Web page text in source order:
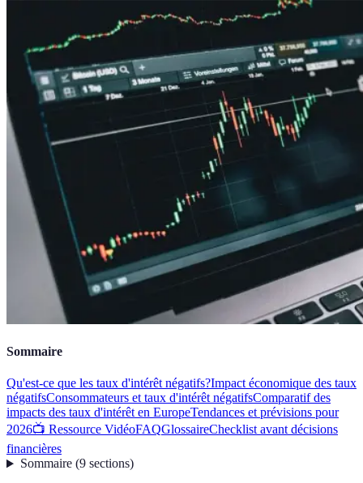
Sommaire
Qu'est-ce que les taux d'intérêt négatifs?Impact économique des taux
négatifsConsommateurs et taux d'intérêt négatifsComparatif des
impacts des taux d'intérêt en EuropeTendances et prévisions pour
2026📺 Ressource VidéoFAQGlossaireChecklist avant décisions
financières
Sommaire(9 sections)